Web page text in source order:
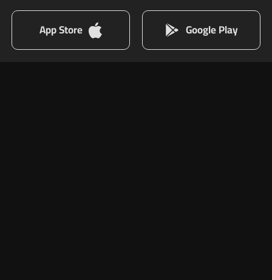
Google Play
App Store